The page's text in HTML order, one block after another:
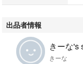
出品者情報
きーな's
きーな